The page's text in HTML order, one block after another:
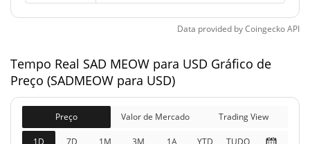
1,000,000,000 SADMEOW
SAD MEOW Capitalização de mercado
Capitalização de
mercado
$54,530
9.89%
Data provided byCoingeckoAPI
Tempo Real SAD MEOW para USD Gráfico de
Preço (SADMEOW para USD)
Preço Valor de Mercado Trading View
1D 7D 1M 3M 1A YTD TUDO